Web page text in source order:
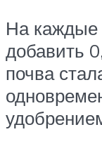
На каждые
добавить
почва